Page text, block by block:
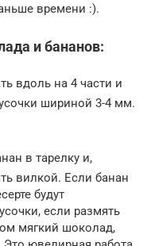
времени :).
и бананов:
вдоль на 4 части и
шириной 3-4 мм.
в тарелку и,
вилкой. Если банан
будут
если размять
мягкий шоколад,